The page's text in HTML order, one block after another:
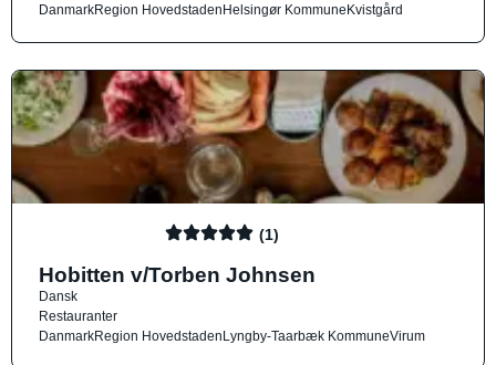
DanmarkRegion HovedstadenHelsingør KommuneKvistgård
(1)
Hobitten v/Torben Johnsen
Dansk
Restauranter
DanmarkRegion HovedstadenLyngby-Taarbæk KommuneVirum